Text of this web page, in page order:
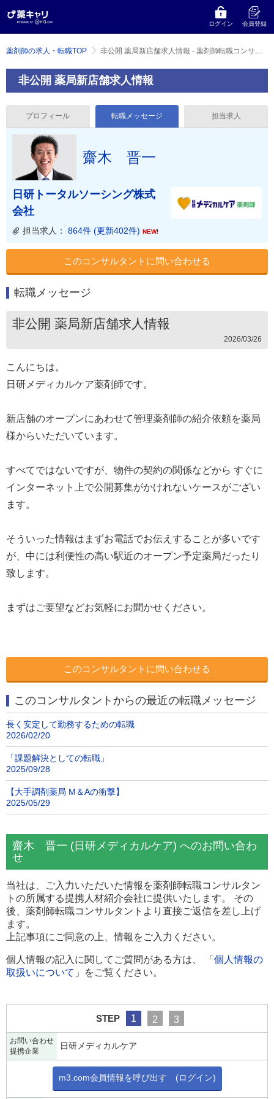
ログイン 会員登録
薬剤師の求人・転職TOP 非公開 薬局新店舗求人情報 - 薬剤師転職コンサルタント 齋木 晋一 のメッセージ
非公開 薬局新店舗求人情報
プロフィール 転職メッセージ 担当求人
齋木 晋一
日研トータルソーシング株式
会社
担当求人： 864件 (更新402件) NEW!
このコンサルタントに問い合わせる
転職メッセージ
非公開 薬局新店舗求人情報
2026/03/26
こんにちは。
日研メディカルケア薬剤師です。
新店舗のオープンにあわせて管理薬剤師の紹介依頼を薬局
様からいただいています。
すべてではないですが、物件の契約の関係などから すぐに
インターネット上で公開募集がかけれないケースがござい
ます。
そういった情報はまずお電話でお伝えすることが多いです
が、中には利便性の高い駅近のオープン予定薬局だったり
致します。
まずはご要望などお気軽にお聞かせください。
このコンサルタントに問い合わせる
このコンサルタントからの最近の転職メッセージ
長く安定して勤務するための転職
2026/02/20
「課題解決としての転職」
2025/09/28
【大手調剤薬局 M＆Aの衝撃】
2025/05/29
齋木 晋一 (日研メディカルケア) へのお問い合わ
せ
当社は、ご入力いただいた情報を薬剤師転職コンサルタン
トの所属する提携人材紹介会社に提供いたします。 その
後、薬剤師転職コンサルタントより直接ご返信を差し上げ
ます。
上記事項にご同意の上、情報をご入力ください。
個人情報の記入に関してご質問がある方は、 「 個人情報の
取扱いについて 」をご覧ください。
STEP 1 2 3
お問い合わせ
提携企業
日研メディカルケア
m3.com会員情報を呼び出す (ログイン)